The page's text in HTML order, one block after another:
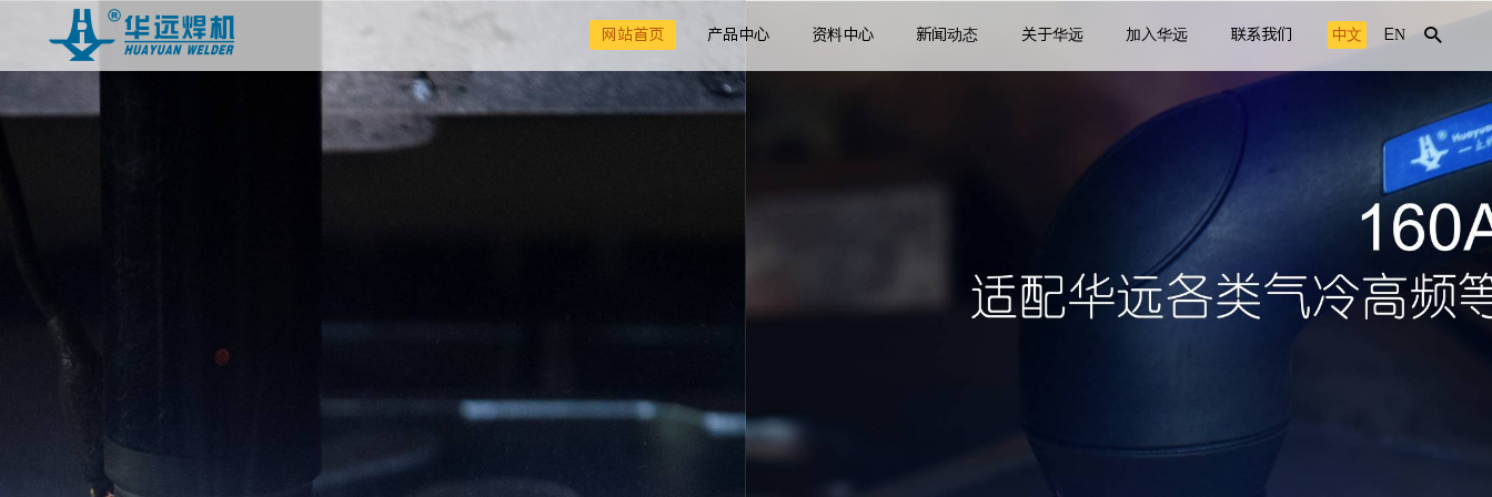
网站首页 产品中心 资料中心 新闻动态 关于华远 加入华远 联系我们 中文 EN 